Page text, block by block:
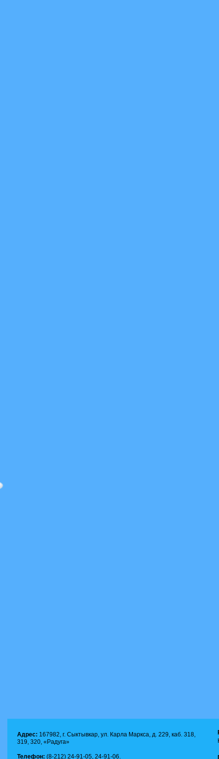
Адрес: 167982, г. Сыктывкар, ул. Карла Маркса, д. 229, каб. 318,
319, 320, «Радуга»
Телефон: (8-212) 24-91-05, 24-91-06.